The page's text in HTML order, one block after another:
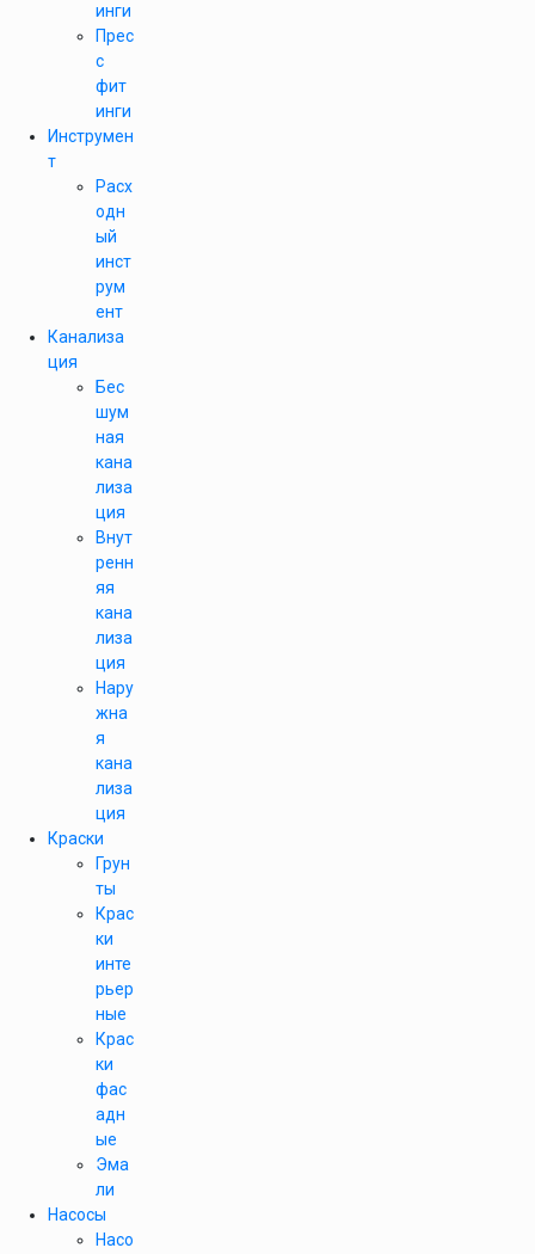
инги
Прес
с
фит
инги
Инструмен
т
Расх
одн
ый
инст
рум
ент
Канализа
ция
Бес
шум
ная
кана
лиза
ция
Внут
ренн
яя
кана
лиза
ция
Нару
жна
я
кана
лиза
ция
Краски
Грун
ты
Крас
ки
инте
рьер
ные
Крас
ки
фас
адн
ые
Эма
ли
Насосы
Насо